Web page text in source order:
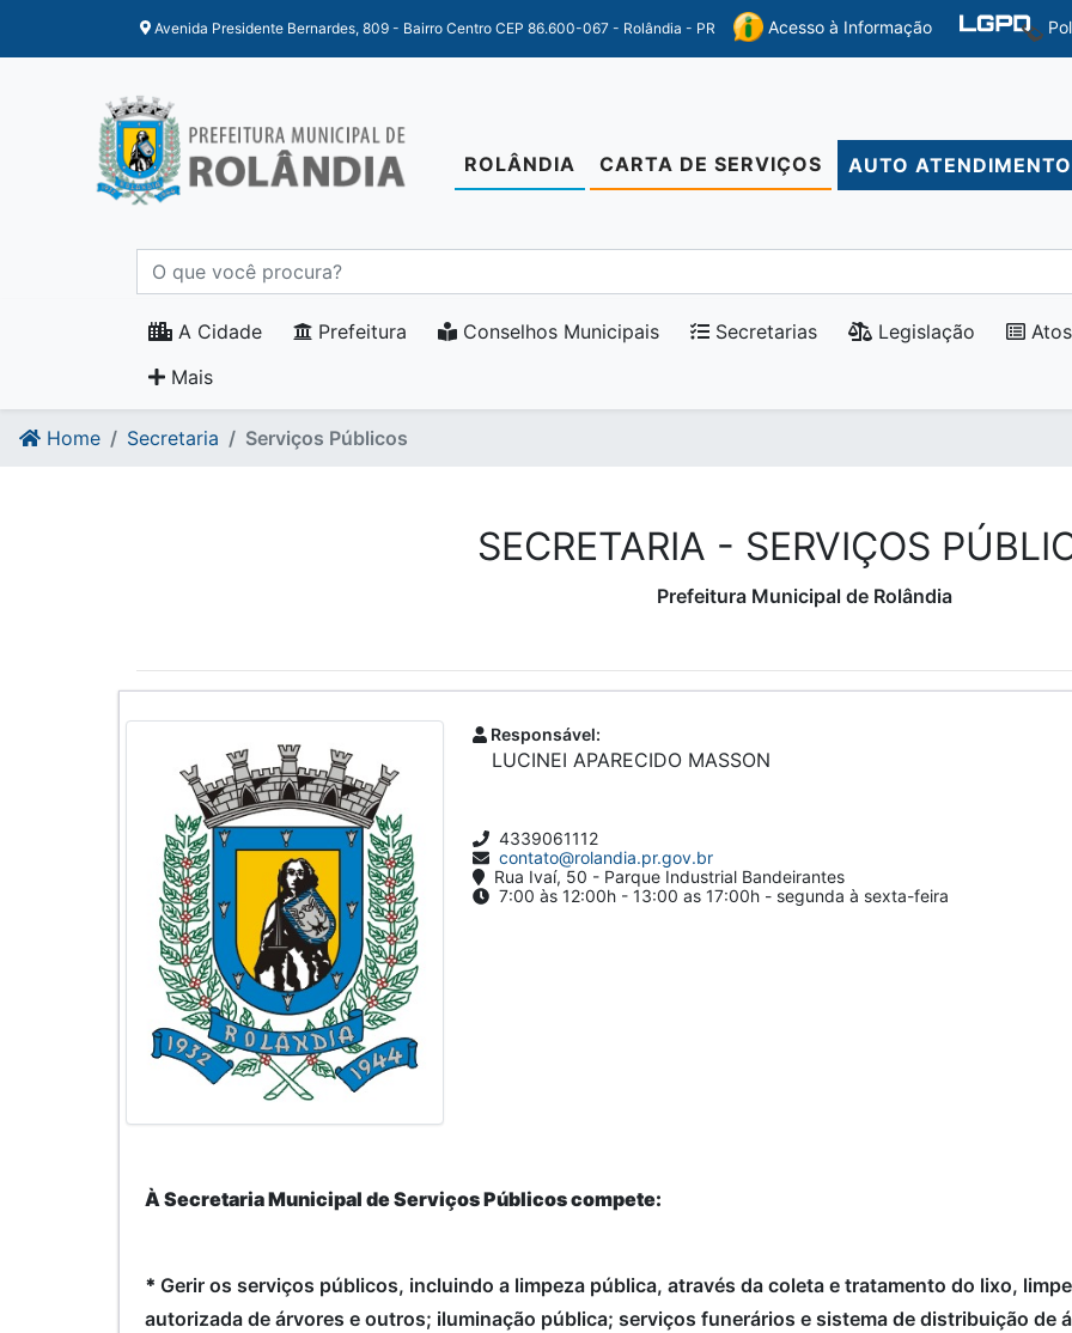
Avenida Presidente Bernardes, 809 - Bairro Centro CEP 86.600-067 - Rolândia - PR Acesso à Informação
ROLÂNDIA CARTA DE SERVIÇOS AUTO ATENDIMENTO
A Cidade Prefeitura Conselhos Municipais Secretarias Legislação
Mais
Home Secretaria Serviços Públicos
SECRETARIA - SERVIÇOS
Prefeitura Municipal de Rolândia
Responsável:
LUCINEI APARECIDO MASSON
4339061112
contato@rolandia.pr.gov.br
Rua Ivaí, 50 - Parque Industrial Bandeirantes
7:00 às 12:00h - 13:00 as 17:00h - segunda à sexta-feira
À Secretaria Municipal de Serviços Públicos compete:
* Gerir os serviços públicos, incluindo a limpeza pública, através da coleta e tratamento do lixo,
autorizada de árvores e outros; iluminação pública; serviços funerários e sistema de distribuição de